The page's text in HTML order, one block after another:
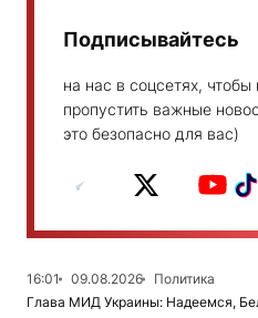
Подписывайтесь
на нас в соцсетях, чтобы
пропустить важные
это безопасно для вас)
16:01 09.08.2026
Политика
Глава МИД Украины: Надеемся,